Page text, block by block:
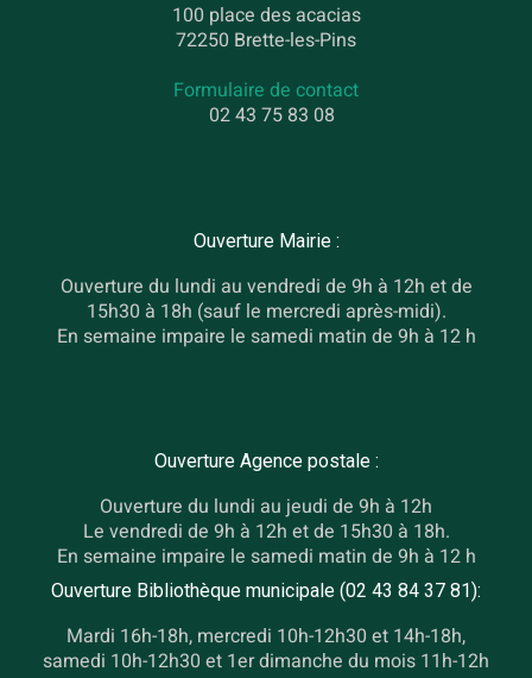
100 place des acacias
72250 Brette-les-Pins
Formulaire de contact
02 43 75 83 08
Ouverture Mairie :
Ouverture du lundi au vendredi de 9h à 12h et de
15h30 à 18h (sauf le mercredi après-midi).
En semaine impaire le samedi matin de 9h à 12 h
Ouverture Agence postale :
Ouverture du lundi au jeudi de 9h à 12h
Le vendredi de 9h à 12h et de 15h30 à 18h.
En semaine impaire le samedi matin de 9h à 12 h
Ouverture Bibliothèque municipale (02 43 84 37 81):
Mardi 16h-18h, mercredi 10h-12h30 et 14h-18h,
samedi 10h-12h30 et 1er dimanche du mois 11h-12h